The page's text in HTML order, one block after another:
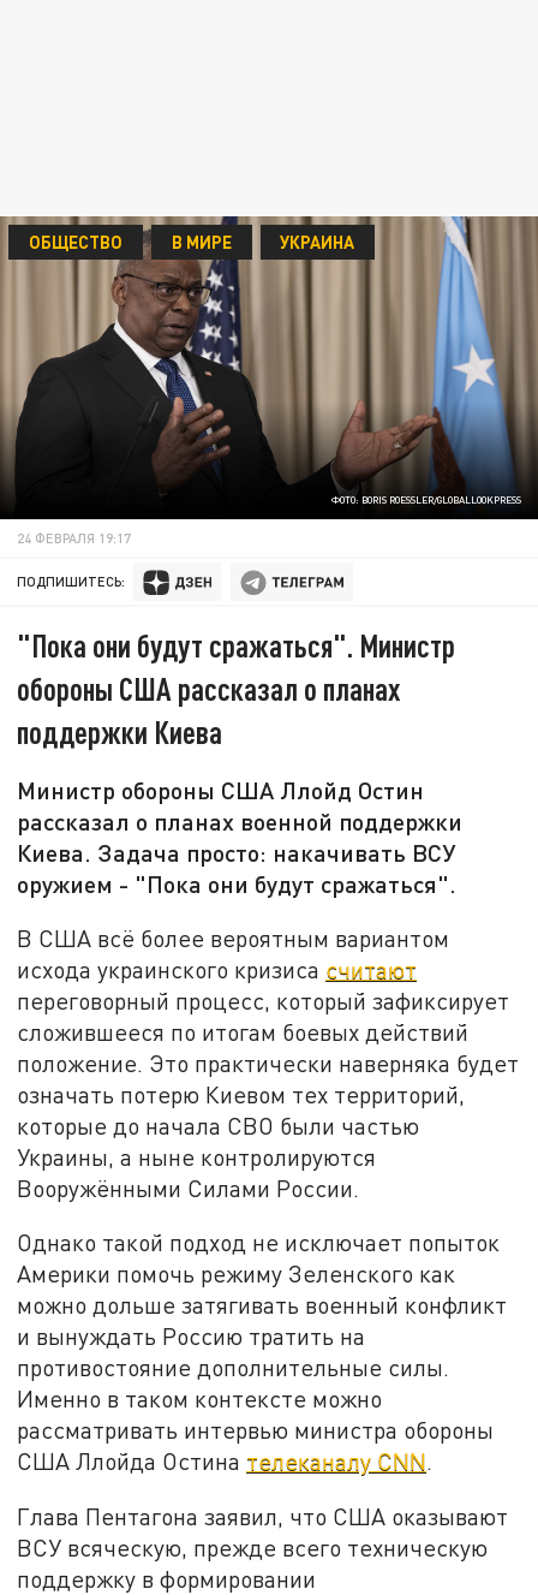
ФОТО: BORIS ROESSLER/GLOBALLOOKPRESS
ОБЩЕСТВО В МИРЕ УКРАИНА
24 ФЕВРАЛЯ 19:17
ПОДПИШИТЕСЬ:
"Пока они будут сражаться". Министр
обороны США рассказал о планах
поддержки Киева
Министр обороны США Ллойд Остин
рассказал о планах военной поддержки
Киева. Задача просто: накачивать ВСУ
оружием - "Пока они будут сражаться".
В США всё более вероятным вариантом
исхода украинского кризиса считают
переговорный процесс, который зафиксирует
сложившееся по итогам боевых действий
положение. Это практически наверняка будет
означать потерю Киевом тех территорий,
которые до начала СВО были частью
Украины, а ныне контролируются
Вооружёнными Силами России.
Однако такой подход не исключает попыток
Америки помочь режиму Зеленского как
можно дольше затягивать военный конфликт
и вынуждать Россию тратить на
противостояние дополнительные силы.
Именно в таком контексте можно
рассматривать интервью министра обороны
США Ллойда Остина телеканалу CNN.
Глава Пентагона заявил, что США оказывают
ВСУ всяческую, прежде всего техническую
поддержку в формировании